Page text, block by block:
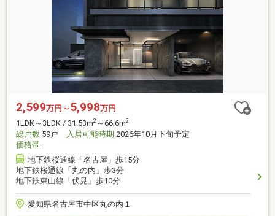
2,599万円～ 5,998万円
1LDK～3LDK / 31.53m2 ～66.6m2
総戸数 59戸 入居可能時期 2026年10月下旬予定
価格帯 -
地下鉄桜通線「名古屋」歩15分
地下鉄桜通線「丸の内」歩3分
地下鉄東山線「伏見」歩10分
愛知県名古屋市中区丸の内１